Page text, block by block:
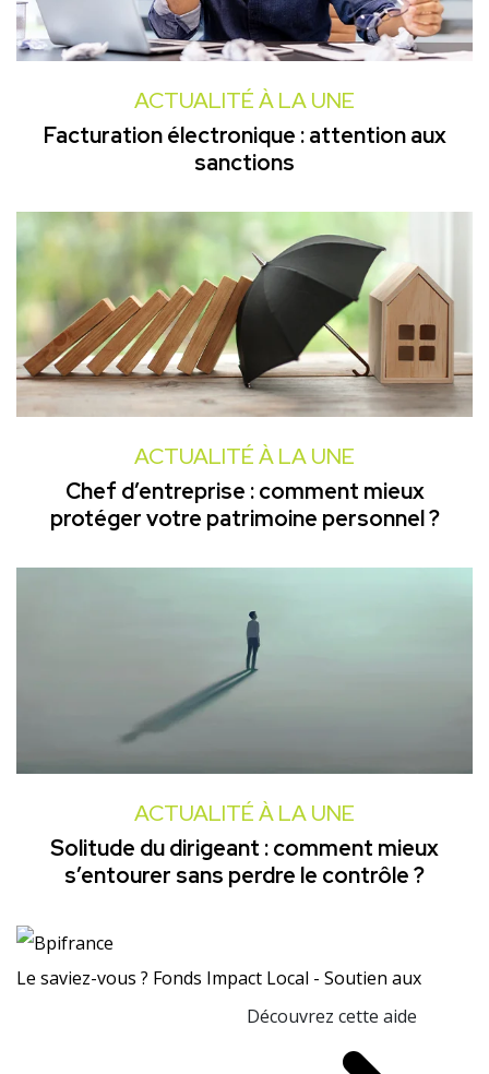
ACTUALITÉ À LA UNE
Facturation électronique : attention aux
sanctions
ACTUALITÉ À LA UNE
Chef d’entreprise : comment mieux
protéger votre patrimoine personnel ?
ACTUALITÉ À LA UNE
Solitude du dirigeant : comment mieux
s’entourer sans perdre le contrôle ?
Le saviez-vous ? Fonds Impact Local - Soutien aux
Découvrez cette aide